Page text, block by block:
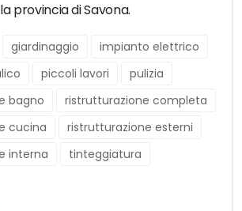
provincia di Savona.
giardinaggio
impianto elettrico
piccoli lavori
pulizia
bagno
ristrutturazione completa
cucina
ristrutturazione esterni
interna
tinteggiatura